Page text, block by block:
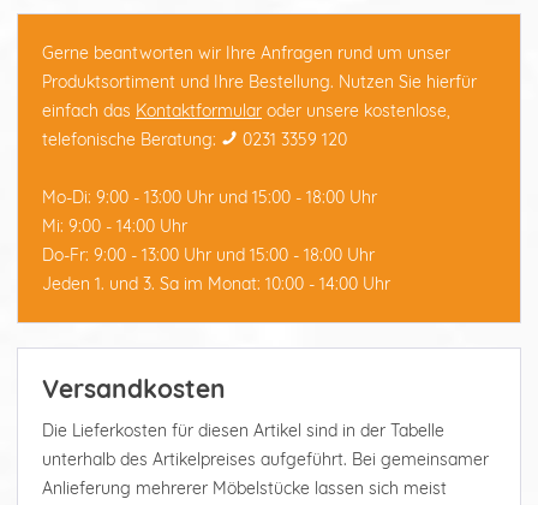
Gerne beantworten wir Ihre Anfragen rund um unser
Produktsortiment und Ihre Bestellung. Nutzen Sie hierfür
einfach das Kontaktformular oder unsere kostenlose,
telefonische Beratung:
0231 3359 120
Mo-Di: 9:00 - 13:00 Uhr und 15:00 - 18:00 Uhr
Mi: 9:00 - 14:00 Uhr
Do-Fr: 9:00 - 13:00 Uhr und 15:00 - 18:00 Uhr
Jeden 1. und 3. Sa im Monat: 10:00 - 14:00 Uhr
Versandkosten
Die Lieferkosten für diesen Artikel sind in der Tabelle
unterhalb des Artikelpreises aufgeführt. Bei gemeinsamer
Anlieferung mehrerer Möbelstücke lassen sich meist